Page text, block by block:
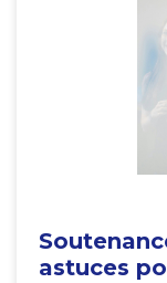
astuces